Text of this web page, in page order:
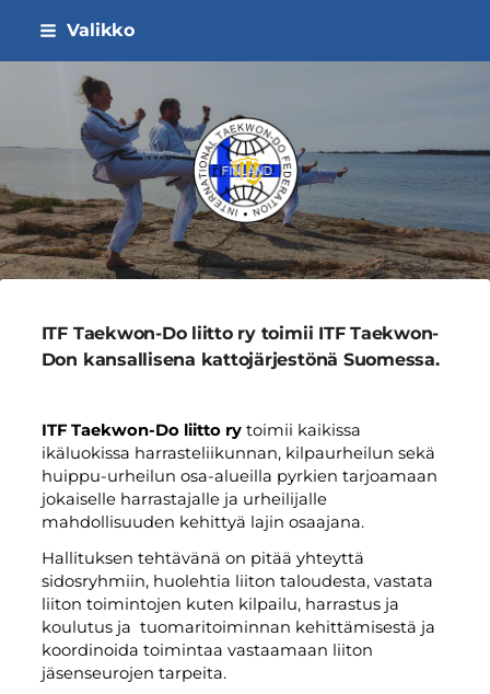
Siirry
sisältöön
Valikko
ITF Taekwon-do Liitto ry
ITF Taekwon-Do liitto ry toimii ITF Taekwon-
Don kansallisena kattojärjestönä Suomessa.
ITF Taekwon-Do liitto rytoimii kaikissa
ikäluokissa harrasteliikunnan, kilpaurheilun sekä
huippu-urheilun osa-alueilla pyrkien tarjoamaan
jokaiselle harrastajalle ja urheilijalle
mahdollisuuden kehittyä lajin osaajana.
Hallituksen tehtävänä on pitää yhteyttä
sidosryhmiin, huolehtia liiton taloudesta, vastata
liiton toimintojen kuten kilpailu, harrastus ja
koulutus ja tuomaritoiminnan kehittämisestä ja
koordinoida toimintaa vastaamaan liiton
jäsenseurojen tarpeita.